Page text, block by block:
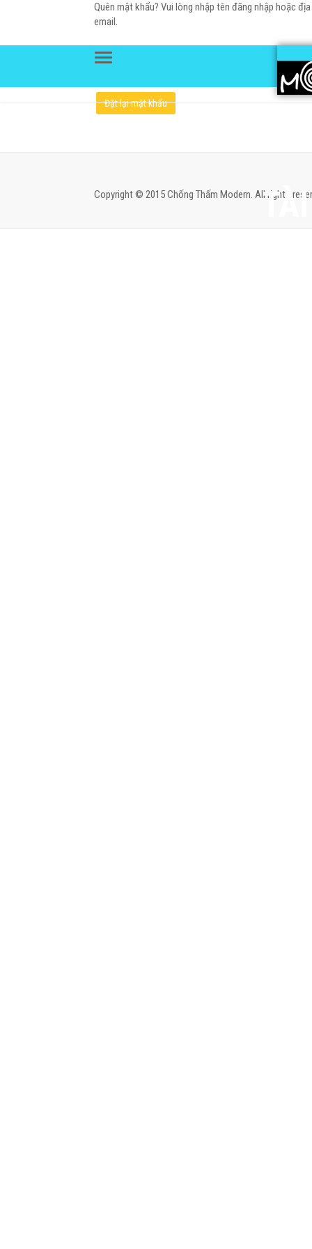
Menu
Quên mật khẩu? Vui lòng nhập tên đăng nhập hoặc
email.
Tên đăng nhập hoặc email
Bắt
Đặt lại mật khẩu
Copyright © 2015 Chống Thấm Modern. All rights